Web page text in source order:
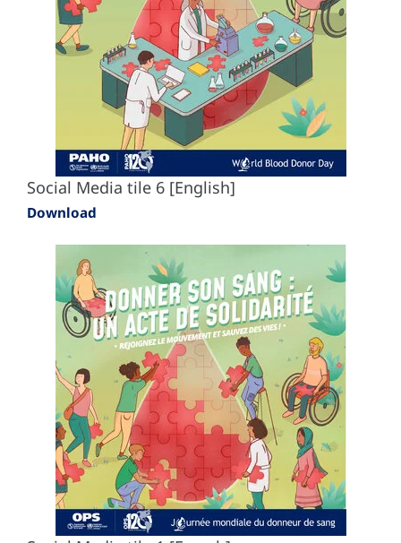
Social Media tile 6 [English]
Download